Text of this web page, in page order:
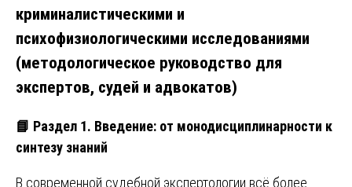
криминалистическими и
психофизиологическими исследованиями
(методологическое руководство для
экспертов, судей и адвокатов)
📘 Раздел 1. Введение: от монодисциплинарности к
синтезу знаний
В современной судебной экспертологии всё более